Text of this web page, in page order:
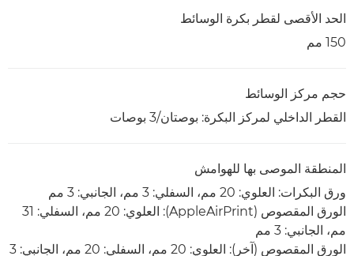
الحد الأقصى لقطر بكرة الوسائط
150 مم
حجم مركز الوسائط
القطر الداخلي لمركز البكرة: بوصتان/3 بوصات
المنطقة الموصى بها للهوامش
ورق البكرات: العلوي: 20 مم، السفلي: 3 مم، الجانبي: 3 مم
الورق المقصوص (AppleAirPrint): العلوي: 20 مم، السفلي: 31
مم، الجانبي: 3 مم
الورق المقصوص (آخر): العلوي: 20 مم، السفلي: 20 مم، الجانبي: 3